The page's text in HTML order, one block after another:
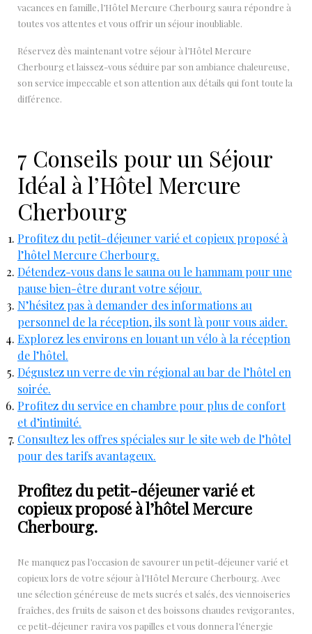
vacances en famille, l’Hôtel Mercure Cherbourg saura répondre à
toutes vos attentes et vous offrir un séjour inoubliable.
Réservez dès maintenant votre séjour à l’Hôtel Mercure
Cherbourg et laissez-vous séduire par son ambiance chaleureuse,
son service impeccable et son attention aux détails qui font toute la
différence.
7 Conseils pour un Séjour
Idéal à l’Hôtel Mercure
Cherbourg
Profitez du petit-déjeuner varié et copieux proposé à
l’hôtel Mercure Cherbourg.
Détendez-vous dans le sauna ou le hammam pour une
pause bien-être durant votre séjour.
N’hésitez pas à demander des informations au
personnel de la réception, ils sont là pour vous aider.
Explorez les environs en louant un vélo à la réception
de l’hôtel.
Dégustez un verre de vin régional au bar de l’hôtel en
soirée.
Profitez du service en chambre pour plus de confort
et d’intimité.
Consultez les offres spéciales sur le site web de l’hôtel
pour des tarifs avantageux.
Profitez du petit-déjeuner varié et
copieux proposé à l’hôtel Mercure
Cherbourg.
Ne manquez pas l’occasion de savourer un petit-déjeuner varié et
copieux lors de votre séjour à l’Hôtel Mercure Cherbourg. Avec
une sélection généreuse de mets sucrés et salés, des viennoiseries
fraîches, des fruits de saison et des boissons chaudes revigorantes,
ce petit-déjeuner ravira vos papilles et vous donnera l’énergie